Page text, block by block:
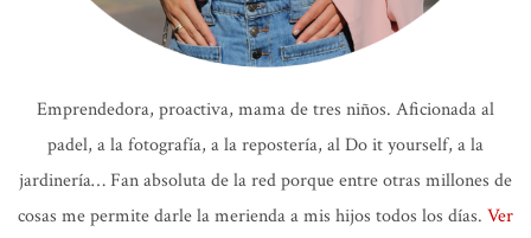
Emprendedora, proactiva, mama de tres niños. Aficionada al
padel, a la fotografía, a la repostería, al Do it yourself, a la
jardinería… Fan absoluta de la red porque entre otras millones de
cosas me permite darle la merienda a mis hijos todos los días. Ver